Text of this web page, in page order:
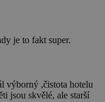
je to fakt super.
výborný ,čistota hotelu
jsou skvělé, ale starší